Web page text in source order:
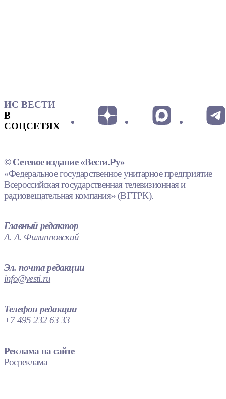
ИС ВЕСТИ
В
СОЦСЕТЯХ
© Сетевое издание «Вести.Ру»
«Федеральное государственное унитарное предприятие
Всероссийская государственная телевизионная и
радиовещательная компания» (ВГТРК).
Главный редактор
А. А. Филипповский
Эл. почта редакции
info@vesti.ru
Телефон редакции
+7 495 232 63 33
Реклама на сайте
Росреклама